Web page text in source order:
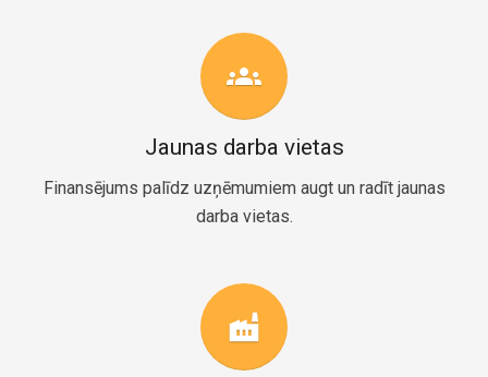
groups
Jaunas darba vietas
Finansējums palīdz uzņēmumiem augt un radīt jaunas
darba vietas.
factory